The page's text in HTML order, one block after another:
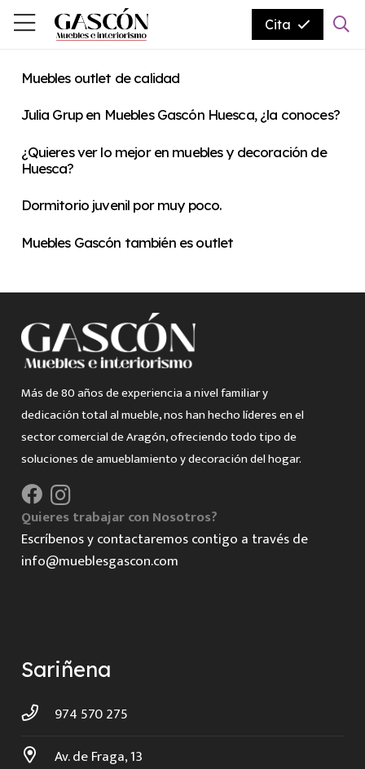
Cita
Muebles outlet de calidad
Julia Grup en Muebles Gascón Huesca, ¿la conoces?
¿Quieres ver lo mejor en muebles y decoración de
Huesca?
Dormitorio juvenil por muy poco.
Muebles Gascón también es outlet
Más de 80 años de experiencia a nivel familiar y
dedicación total al mueble, nos han hecho líderes en el
sector comercial de Aragón, ofreciendo todo tipo de
soluciones de amueblamiento y decoración del hogar.
Quieres trabajar con Nosotros?
Escríbenos y contactaremos contigo a través de
info@mueblesgascon.com
Sariñena
974 570 275
Av. de Fraga, 13